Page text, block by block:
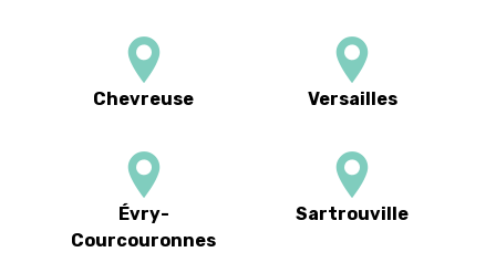
Chevreuse Versailles
Évry-
Courcouronnes
Sartrouville